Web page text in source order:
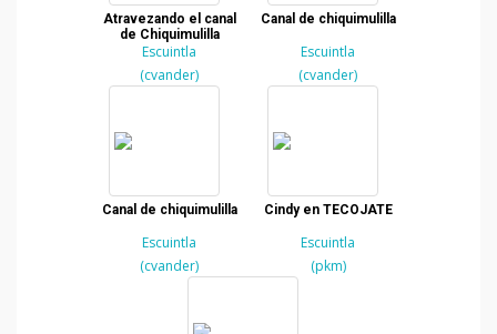
Atravezando el canal
de Chiquimulilla
Escuintla
(cvander)
Canal de chiquimulilla
Escuintla
(cvander)
Canal de chiquimulilla
Escuintla
(cvander)
Cindy en TECOJATE
Escuintla
(pkm)